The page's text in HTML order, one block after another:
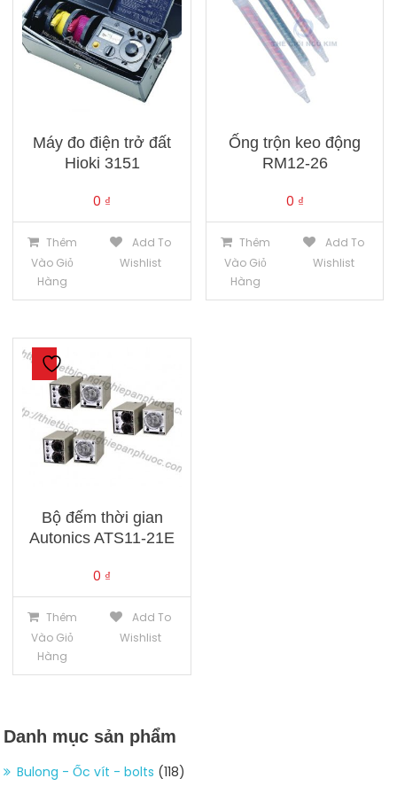
Máy đo điện trở đất
Hioki 3151
0 ₫
Thêm
Vào Giỏ
Hàng
Add To
Wishlist
Ống trộn keo động
RM12-26
0 ₫
Thêm
Vào Giỏ
Hàng
Add To
Wishlist
Bộ đếm thời gian
Autonics ATS11-21E
0 ₫
Thêm
Vào Giỏ
Hàng
Add To
Wishlist
Danh mục sản phẩm
Bulong - Ốc vít - bolts (118)